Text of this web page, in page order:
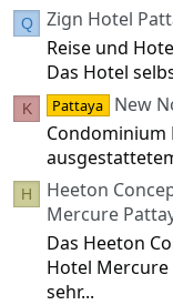
Q
Zign Hotel
Reise und
Das Hotel
K Pattaya
New
H
Heeton
Mercure
Das Heeton
Hotel Mercure
sehr...